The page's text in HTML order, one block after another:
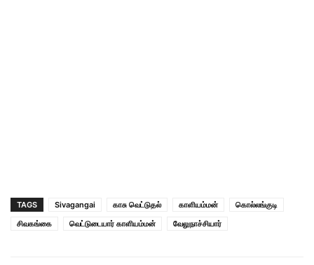
TAGS Sivagangai காசு வெட்டுதல் காளியம்மன்
கொல்லங்குடி
சிவகங்கை
வெட்டுடையார் காளியம்மன் வேலுநாச்சியார்